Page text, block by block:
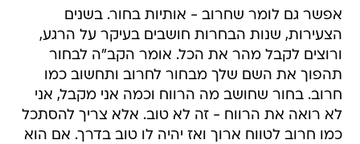
אפשר גם לומר שחרוב - אותיות בחור. בשנים
הצעירות, שנות הבחרות חושבים בעיקר על הרגע,
ורוצים לקבל מהר את הכל. אומר הקב"ה לבחור
תהפוך את השם שלך מבחור לחרוב ותחשוב כמו
חרוב. בחור שחושב מה הרווח וכמה אני מקבל, אני
לא רואה את הרווח - זה לא טוב. אלא צריך להסתכל
כמו חרוב לטווח ארוך ואז יהיה לו טוב בדרך. אם הוא